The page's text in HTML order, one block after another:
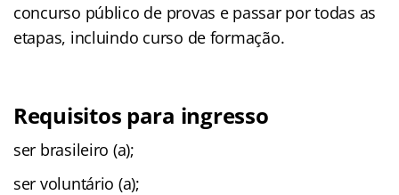
concurso público de provas e passar por todas as
etapas, incluindo curso de formação.
Requisitos para ingresso
ser brasileiro (a);
ser voluntário (a);